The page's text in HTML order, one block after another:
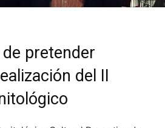
pretender
del II